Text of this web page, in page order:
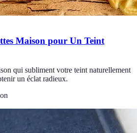
Maison pour Un Teint
qui subliment votre teint naturellement
un éclat radieux.